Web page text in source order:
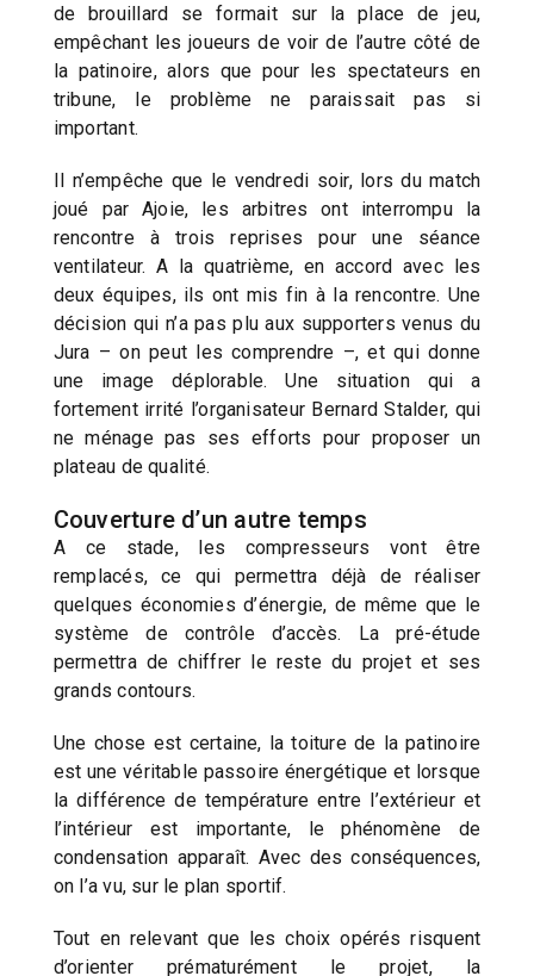
de brouillard se formait sur la place de jeu,
empêchant les joueurs de voir de l’autre côté de
la patinoire, alors que pour les spectateurs en
tribune, le problème ne paraissait pas si
important.
Il n’empêche que le vendredi soir, lors du match
joué par Ajoie, les arbitres ont interrompu la
rencontre à trois reprises pour une séance
ventilateur. A la quatrième, en accord avec les
deux équipes, ils ont mis fin à la rencontre. Une
décision qui n’a pas plu aux supporters venus du
Jura – on peut les comprendre –, et qui donne
une image déplorable. Une situation qui a
fortement irrité l’organisateur Bernard Stalder, qui
ne ménage pas ses efforts pour proposer un
plateau de qualité.
Couverture d’un autre temps
A ce stade, les compresseurs vont être
remplacés, ce qui permettra déjà de réaliser
quelques économies d’énergie, de même que le
système de contrôle d’accès. La pré-étude
permettra de chiffrer le reste du projet et ses
grands contours.
Une chose est certaine, la toiture de la patinoire
est une véritable passoire énergétique et lorsque
la différence de température entre l’extérieur et
l’intérieur est importante, le phénomène de
condensation apparaît. Avec des conséquences,
on l’a vu, sur le plan sportif.
Tout en relevant que les choix opérés risquent
d’orienter prématurément le projet, la